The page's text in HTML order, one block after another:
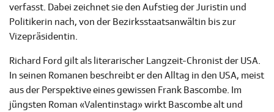
verfasst. Dabei zeichnet sie den Aufstieg der Juristin und
Politikerin nach, von der Bezirksstaatsanwältin bis zur
Vizepräsidentin.
Richard Ford gilt als literarischer Langzeit-Chronist der USA.
In seinen Romanen beschreibt er den Alltag in den USA, meist
aus der Perspektive eines gewissen Frank Bascombe. Im
jüngsten Roman «Valentinstag» wirkt Bascombe alt und